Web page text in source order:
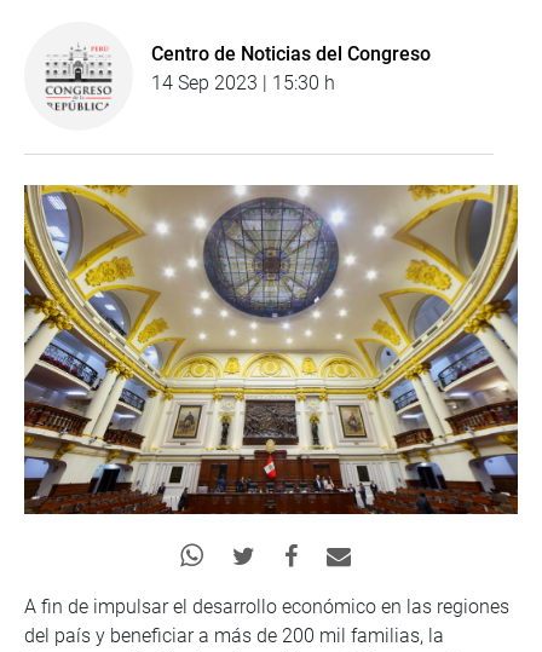
Centro de Noticias del Congreso
14 Sep 2023 | 15:30 h
A fin de impulsar el desarrollo económico en las regiones
del país y beneficiar a más de 200 mil familias, la